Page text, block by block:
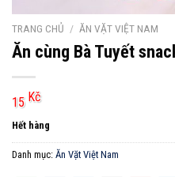
TRANG CHỦ / ĂN VẶT VIỆT NAM
Ăn cùng Bà Tuyết
15 Kč
Hết hàng
Danh mục: Ăn Vặt Việt Nam